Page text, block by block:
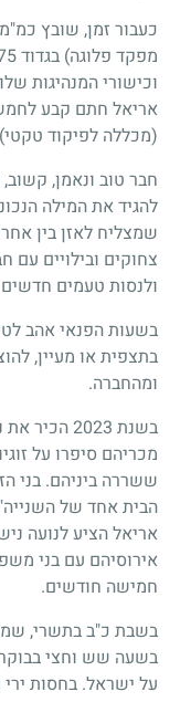
וכישורי המנהיגות
אריאל חתם קבע
(מכללה לפיקוד
חבר טוב ונאמן, קשוב,
להגיד את המילה
שמצליח לאזן בין
צחוקים ובילויים עם
ולנסות טעמים
בשעות הפנאי אהב
בתצפית או מעיין,
ומהחברה.
בשנת 2023
מכריהם סיפרו על
ששררה ביניהם. בני
אריאל הציע לנועה
אירוסיהם עם בני
חמישה חודשים.
בשעה שש וחצי
על ישראל. בחסות